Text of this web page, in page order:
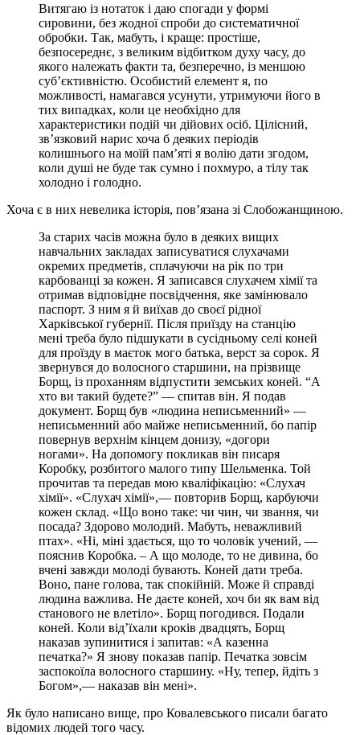
Витягаю із нотаток і даю спогади у формі
сировини, без жодної спроби до систематичної
обробки. Так, мабуть, і краще: простіше,
безпосереднє, з великим відбитком духу часу, до
якого належать факти та, безперечно, із меншою
суб’єктивністю. Особистий елемент я, по
можливості, намагався усунути, утримуючи його в
тих випадках, коли це необхідно для
характеристики подій чи дійових осіб. Цілісний,
зв’язковий нарис хоча б деяких періодів
колишнього на моїй пам’яті я волію дати згодом,
коли душі не буде так сумно і похмуро, а тілу так
холодно і голодно.
Хоча є в них невелика історія, пов’язана зі Слобожанщиною.
За старих часів можна було в деяких вищих
навчальних закладах записуватися слухачами
окремих предметів, сплачуючи на рік по три
карбованці за кожен. Я записався слухачем хімії та
отримав відповідне посвідчення, яке замінювало
паспорт. З ним я й виїхав до своєї рідної
Харківської губернії. Після приїзду на станцію
мені треба було підшукати в сусідньому селі коней
для проїзду в маєток мого батька, верст за сорок. Я
звернувся до волосного старшини, на прізвище
Борщ, із проханням відпустити земських коней. “А
хто ви такий будете?” — спитав він. Я подав
документ. Борщ був «людина неписьменний» —
неписьменний або майже неписьменний, бо папір
повернув верхнім кінцем донизу, «догори
ногами». На допомогу покликав він писаря
Коробку, розбитого малого типу Шельменка. Той
прочитав та передав мою кваліфікацію: «Слухач
хімії». «Слухач хімії»,— повторив Борщ, карбуючи
кожен склад. «Що воно таке: чи чин, чи звання, чи
посада? Здорово молодий. Мабуть, неважливий
птах». «Ні, міні здається, що то чоловік учений, —
пояснив Коробка. – А що молоде, то не дивина, бо
вчені завжди молоді бувають. Коней дати треба.
Воно, пане голова, так спокійній. Може й справді
людина важлива. Не даєте коней, хоч би як вам від
станового не влетіло». Борщ погодився. Подали
коней. Коли від’їхали кроків двадцять, Борщ
наказав зупинитися і запитав: «А казенна
печатка?» Я знову показав папір. Печатка зовсім
заспокоїла волосного старшину. «Ну, тепер, йдіть з
Богом»,— наказав він мені».
Як було написано вище, про Ковалевського писали багато
відомих людей того часу.